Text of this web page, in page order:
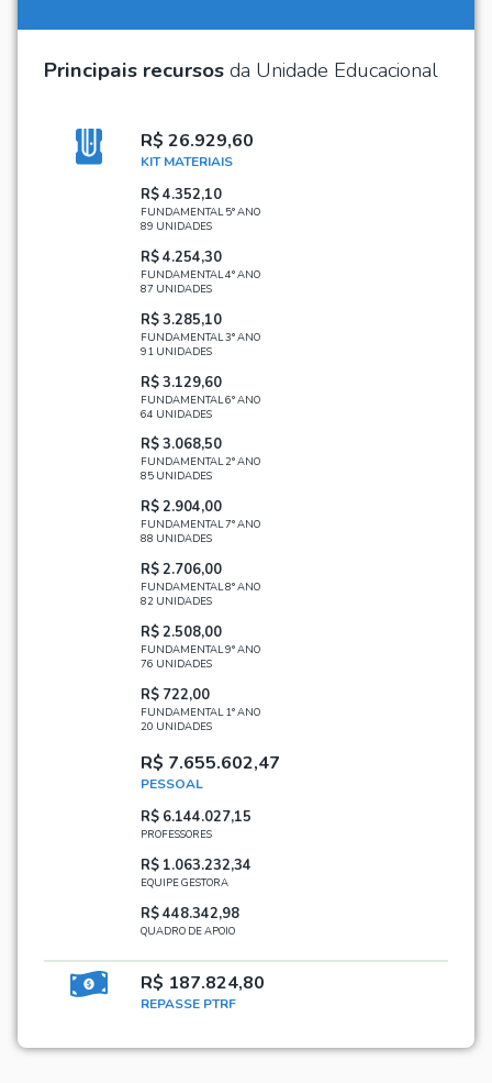
Principais recursosda Unidade Educacional
R$ 26.929,60
KIT MATERIAIS
R$ 4.352,10
FUNDAMENTAL 5° ANO
89 UNIDADES
R$ 4.254,30
FUNDAMENTAL 4° ANO
87 UNIDADES
R$ 3.285,10
FUNDAMENTAL 3° ANO
91 UNIDADES
R$ 3.129,60
FUNDAMENTAL 6° ANO
64 UNIDADES
R$ 3.068,50
FUNDAMENTAL 2° ANO
85 UNIDADES
R$ 2.904,00
FUNDAMENTAL 7° ANO
88 UNIDADES
R$ 2.706,00
FUNDAMENTAL 8° ANO
82 UNIDADES
R$ 2.508,00
FUNDAMENTAL 9° ANO
76 UNIDADES
R$ 722,00
FUNDAMENTAL 1° ANO
20 UNIDADES
R$ 7.655.602,47
PESSOAL
R$ 6.144.027,15
PROFESSORES
R$ 1.063.232,34
EQUIPE GESTORA
R$ 448.342,98
QUADRO DE APOIO
R$ 187.824,80
REPASSE PTRF